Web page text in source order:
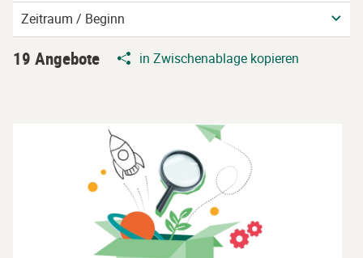
Zeitraum / Beginn
19 Angebote in Zwischenablage kopieren